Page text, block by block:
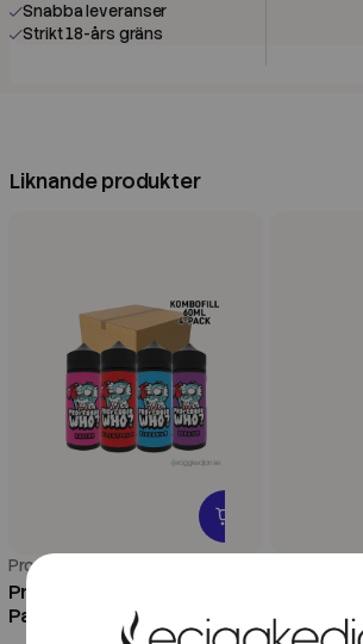
Snabba leveranser
Strikt 18-års gräns
Liknande produkter
Professor Who?
Professor Who? | Komplett
Pack | 4st*Kombofill 60ml
| 60ml